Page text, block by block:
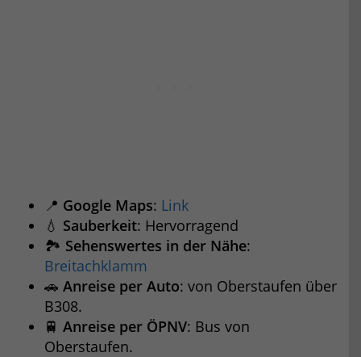
📍 Google Maps: Link
💧 Sauberkeit: Hervorragend
🏞️ Sehenswertes in der Nähe:
Breitachklamm
🚗 Anreise per Auto: von Oberstaufen über
B308.
🚆 Anreise per ÖPNV: Bus von
Oberstaufen.